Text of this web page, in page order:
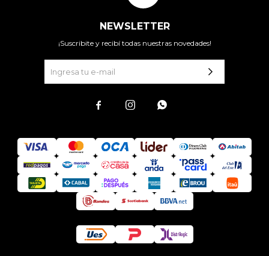
NEWSLETTER
¡Suscribite y recibí todas nuestras novedades!
  